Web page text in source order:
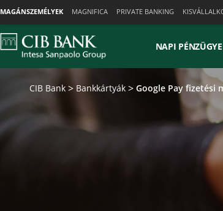
Skiplinks
MAGÁNSZEMÉLYEK MAGNIFICA PRIVATE BANKING
NAPI
CIB Bank Bankkártyák Google Pay fizetési